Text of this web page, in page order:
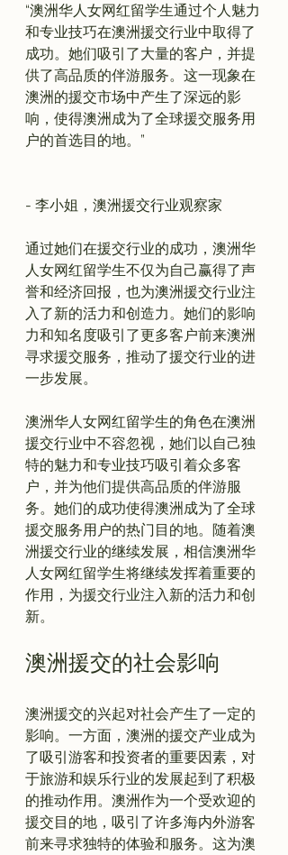
“澳洲华人女网红留学生通过个人魅力
和专业技巧在澳洲援交行业中取得了
成功。她们吸引了大量的客户，并提
供了高品质的伴游服务。这一现象在
澳洲的援交市场中产生了深远的影
响，使得澳洲成为了全球援交服务用
户的首选目的地。”
- 李小姐，澳洲援交行业观察家
通过她们在援交行业的成功，澳洲华
人女网红留学生不仅为自己赢得了声
誉和经济回报，也为澳洲援交行业注
入了新的活力和创造力。她们的影响
力和知名度吸引了更多客户前来澳洲
寻求援交服务，推动了援交行业的进
一步发展。
澳洲华人女网红留学生的角色在澳洲
援交行业中不容忽视，她们以自己独
特的魅力和专业技巧吸引着众多客
户，并为他们提供高品质的伴游服
务。她们的成功使得澳洲成为了全球
援交服务用户的热门目的地。随着澳
洲援交行业的继续发展，相信澳洲华
人女网红留学生将继续发挥着重要的
作用，为援交行业注入新的活力和创
澳洲援交的社会影响
澳洲援交的兴起对社会产生了一定的
影响。一方面，澳洲的援交产业成为
了吸引游客和投资者的重要因素，对
于旅游和娱乐行业的发展起到了积极
的推动作用。澳洲作为一个受欢迎的
援交目的地，吸引了许多海内外游客
前来寻求独特的体验和服务。这为澳